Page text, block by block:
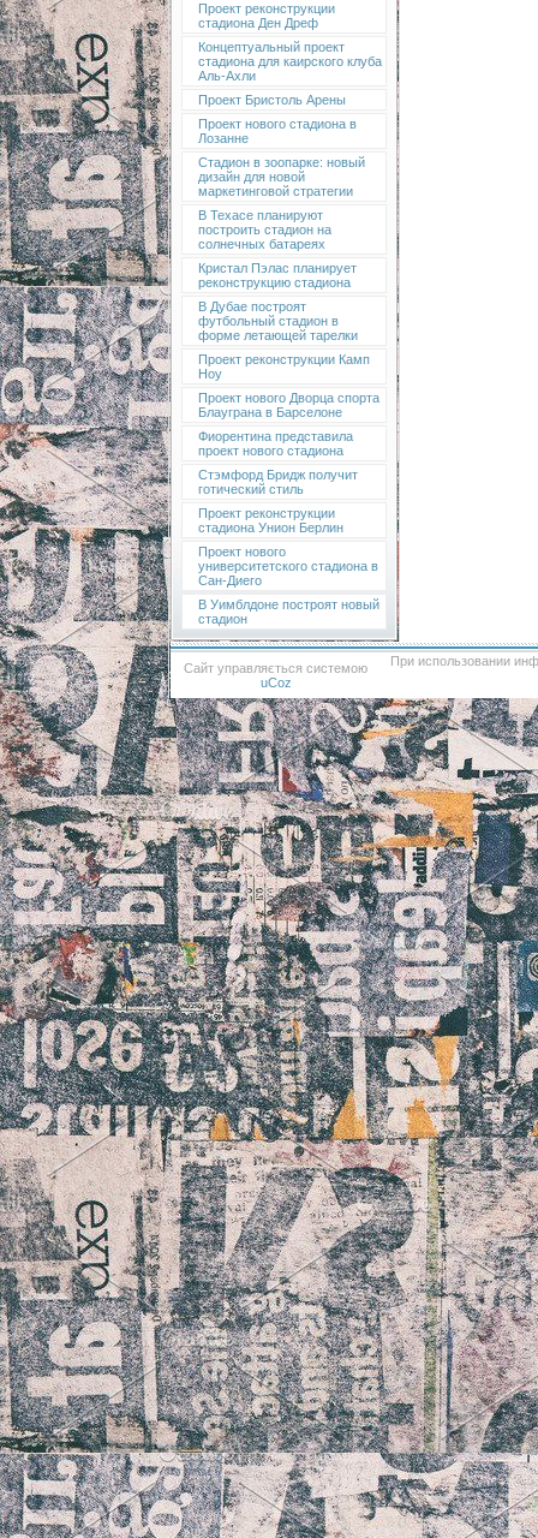
Проект реконструкции
стадиона Ден Дреф
Концептуальный проект
стадиона для каирского клуба
Аль-Ахли
Проект Бристоль Арены
Проект нового стадиона в
Лозанне
Стадион в зоопарке: новый
дизайн для новой
маркетинговой стратегии
В Техасе планируют
построить стадион на
солнечных батареях
Кристал Пэлас планирует
реконструкцию стадиона
В Дубае построят
футбольный стадион в
форме летающей тарелки
Проект реконструкции Камп
Ноу
Проект нового Дворца спорта
Блауграна в Барселоне
Фиорентина представила
проект нового стадиона
Стэмфорд Бридж получит
готический стиль
Проект реконструкции
стадиона Унион Берлин
Проект нового
университетского стадиона в
Сан-Диего
В Уимблдоне построят новый
стадион
Сайт управляється системою
uCoz
При использовании